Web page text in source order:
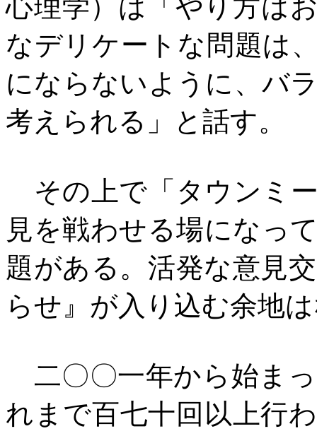
心理学）は「やり方は
なデリケートな問題は
にならないように、バ
考えられる」と話す。
その上で「タウンミ
見を戦わせる場になっ
題がある。活発な意見
らせ』が入り込む余地
二〇〇一年から始ま
れまで百七十回以上行